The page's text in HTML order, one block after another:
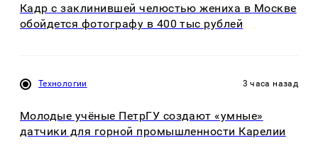
Кадр с заклинившей челюстью жениха в Москве
обойдется фотографу в 400 тыс рублей
Технологии 3 часа назад
Молодые учёные ПетрГУ создают «умные»
датчики для горной промышленности Карелии